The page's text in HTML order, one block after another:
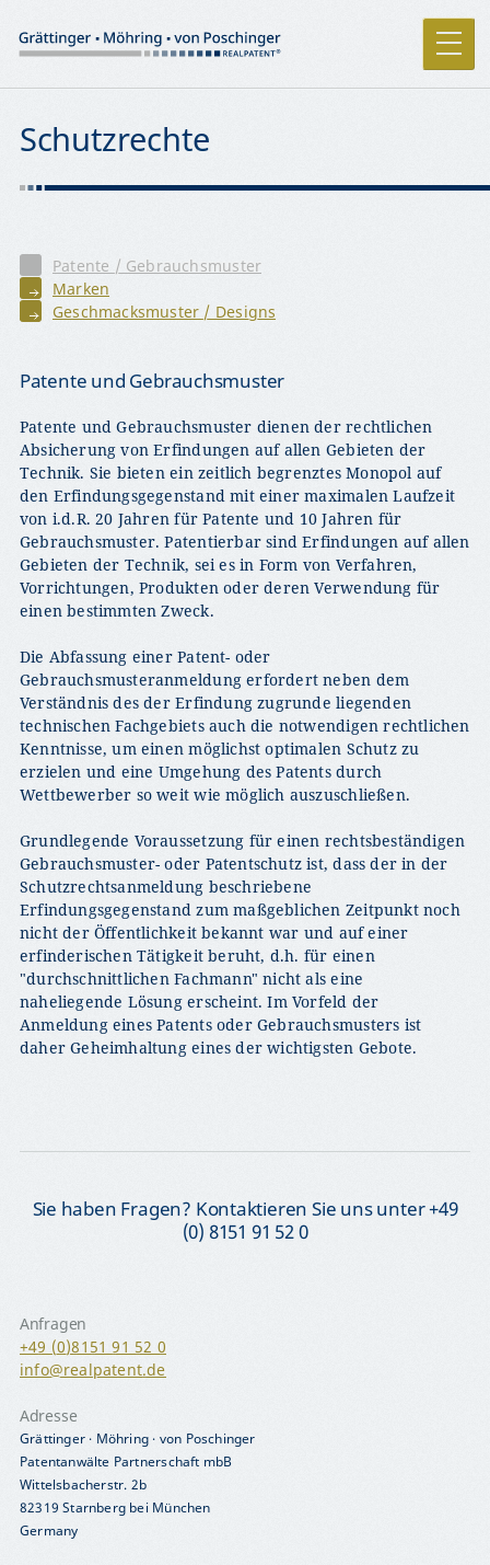
Schutzrechte
Patente / Gebrauchsmuster
Marken
Geschmacksmuster / Designs
Patente und Gebrauchsmuster
Patente und Gebrauchsmuster dienen der rechtlichen
Absicherung von Erfindungen auf allen Gebieten der
Technik. Sie bieten ein zeitlich begrenztes Monopol auf
den Erfindungsgegenstand mit einer maximalen Laufzeit
von i.d.R. 20 Jahren für Patente und 10 Jahren für
Gebrauchsmuster. Patentierbar sind Erfindungen auf allen
Gebieten der Technik, sei es in Form von Verfahren,
Vorrichtungen, Produkten oder deren Verwendung für
einen bestimmten Zweck.
Die Abfassung einer Patent- oder
Gebrauchsmusteranmeldung erfordert neben dem
Verständnis des der Erfindung zugrunde liegenden
technischen Fachgebiets auch die notwendigen rechtlichen
Kenntnisse, um einen möglichst optimalen Schutz zu
erzielen und eine Umgehung des Patents durch
Wettbewerber so weit wie möglich auszuschließen.
Grundlegende Voraussetzung für einen rechtsbeständigen
Gebrauchsmuster- oder Patentschutz ist, dass der in der
Schutzrechtsanmeldung beschriebene
Erfindungsgegenstand zum maßgeblichen Zeitpunkt noch
nicht der Öffentlichkeit bekannt war und auf einer
erfinderischen Tätigkeit beruht, d.h. für einen
"durchschnittlichen Fachmann" nicht als eine
naheliegende Lösung erscheint. Im Vorfeld der
Anmeldung eines Patents oder Gebrauchsmusters ist
daher Geheimhaltung eines der wichtigsten Gebote.
Sie haben Fragen? Kontaktieren Sie uns unter +49
(0) 8151 91 52 0
Anfragen
+49 (0)8151 91 52 0
info@realpatent.de
Adresse
Grättinger · Möhring · von Poschinger
Patentanwälte Partnerschaft mbB
Wittelsbacherstr. 2b
82319 Starnberg bei München
Germany